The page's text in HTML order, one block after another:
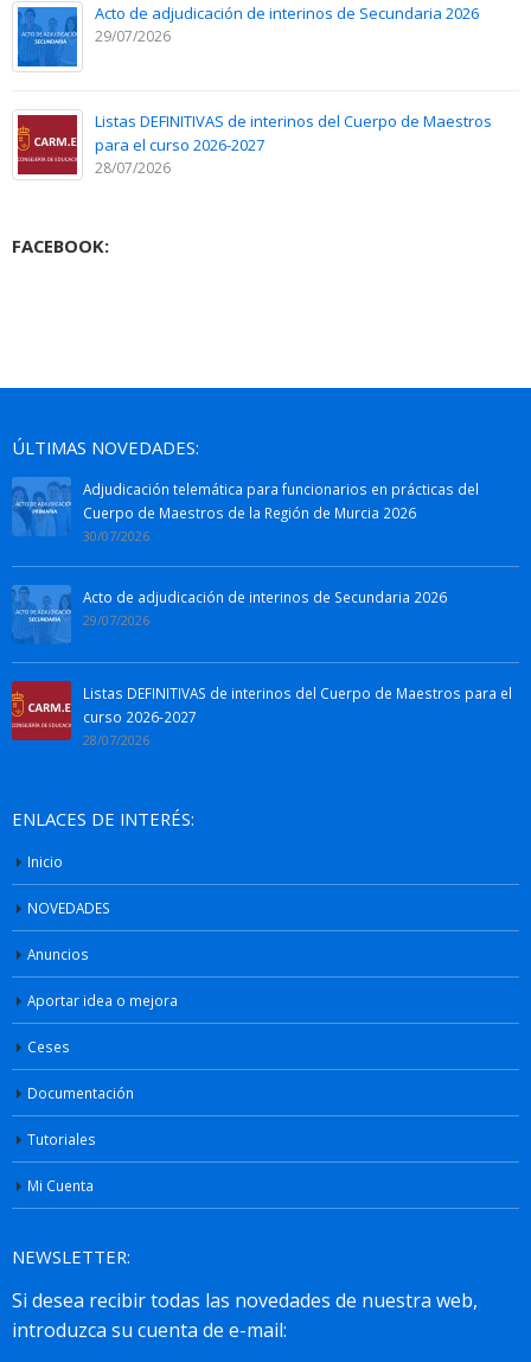
Acto de adjudicación de interinos de Secundaria 2026
29/07/2026
Listas DEFINITIVAS de interinos del Cuerpo de Maestros
para el curso 2026-2027
28/07/2026
FACEBOOK:
ÚLTIMAS NOVEDADES:
Adjudicación telemática para funcionarios en prácticas del
Cuerpo de Maestros de la Región de Murcia 2026
30/07/2026
Acto de adjudicación de interinos de Secundaria 2026
29/07/2026
Listas DEFINITIVAS de interinos del Cuerpo de Maestros para el
curso 2026-2027
28/07/2026
ENLACES DE INTERÉS:
Inicio
NOVEDADES
Anuncios
Aportar idea o mejora
Ceses
Documentación
Tutoriales
Mi Cuenta
NEWSLETTER: